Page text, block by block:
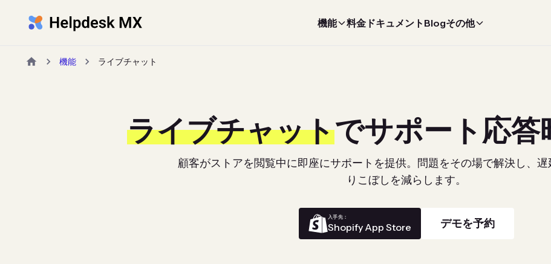
機能 料金 ドキュメント Blogその他
機能 ライブチャット
ライブチャットでサポート応答
顧客がストアを閲覧中に即座にサポートを提供。問題をその場で解決し、
りこぼしを減らします。
入手先：
Shopify App Store デモを予約